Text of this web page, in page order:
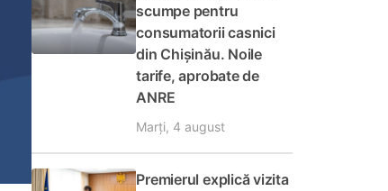
scumpe pentru
consumatorii casnici
din Chișinău. Noile
tarife, aprobate de
ANRE
Marți, 4 august
Premierul explică vizita